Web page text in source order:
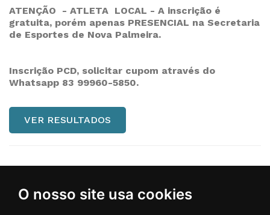
O nosso site usa cookies
ATENÇÃO - ATLETA LOCAL - A inscrição é
gratuita, porém apenas PRESENCIAL na Secretaria
de Esportes de Nova Palmeira.
Inscrição PCD, solicitar cupom através do
Whatsapp 83 99960-5850.
VER RESULTADOS
Regulamento Comentários (0)